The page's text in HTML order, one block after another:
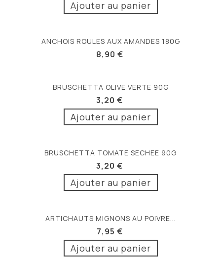
Ajouter au panier
ANCHOIS ROULES AUX AMANDES 180G
8,90 €
BRUSCHETTA OLIVE VERTE 90G
3,20 €
Ajouter au panier
BRUSCHETTA TOMATE SECHEE 90G
3,20 €
Ajouter au panier
ARTICHAUTS MIGNONS AU POIVRE...
7,95 €
Ajouter au panier